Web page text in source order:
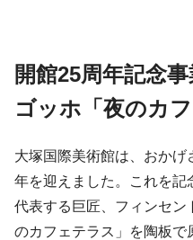
開館25周年記念
ゴッホ「夜のカフ
大塚国際美術館は、おかげ
年を迎えました。これを記
代表する巨匠、フィンセン
のカフェテラス」を陶板で